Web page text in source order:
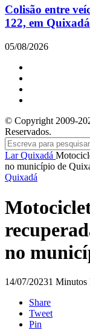
Colisão entre
122, em Quixadá
05/08/2026
© Copyright 2009-
Reservados.
LarQuixadá
no município de
Quixadá
no
14/07/20231 Minutos
Share
Tweet
Pin